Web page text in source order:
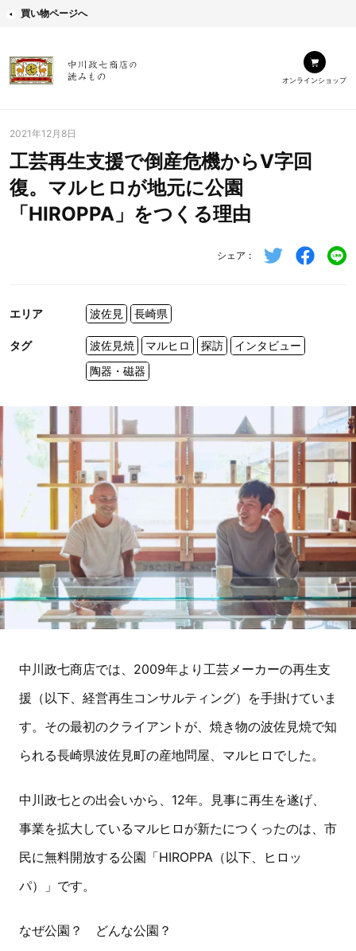
買い物ページへ
オンラインショップ
2021年12月8日
工芸再生支援で倒産危機からV字回
復。マルヒロが地元に公園
「HIROPPA」をつくる理由
シェア
エリア 波佐見 長崎県
タグ 波佐見焼 マルヒロ 探訪
インタビュー
陶器・磁器
中川政七商店では、2009年より工芸メーカーの再生支
援（以下、経営再生コンサルティング）を手掛けていま
す。その最初のクライアントが、焼き物の波佐見焼で知
られる長崎県波佐見町の産地問屋、マルヒロでした。
中川政七との出会いから、12年。見事に再生を遂げ、
事業を拡大しているマルヒロが新たにつくったのは、市
民に無料開放する公園「HIROPPA（以下、ヒロッ
パ）」です。
なぜ公園？ どんな公園？